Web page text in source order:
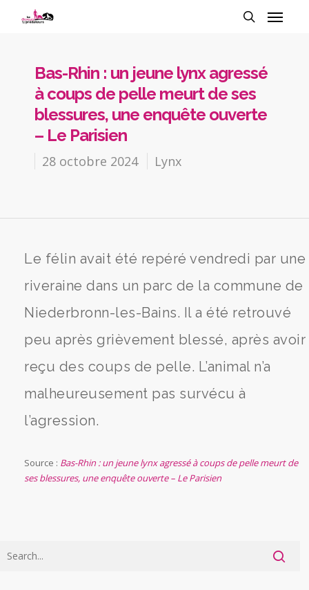
Bas-Rhin : un jeune lynx agressé
à coups de pelle meurt de ses
blessures, une enquête ouverte
– Le Parisien
28 octobre 2024 Lynx
Le félin avait été repéré vendredi par une
riveraine dans un parc de la commune de
Niederbronn-les-Bains. Il a été retrouvé
peu après grièvement blessé, après avoir
reçu des coups de pelle. L’animal n’a
malheureusement pas survécu à
l’agression.
Source : Bas-Rhin : un jeune lynx agressé à coups de pelle meurt de
ses blessures, une enquête ouverte – Le Parisien